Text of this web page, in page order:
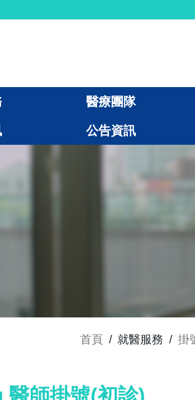
醫療團隊
公告資訊
首頁 / 就醫服務 / 掛
師掛號(初診)